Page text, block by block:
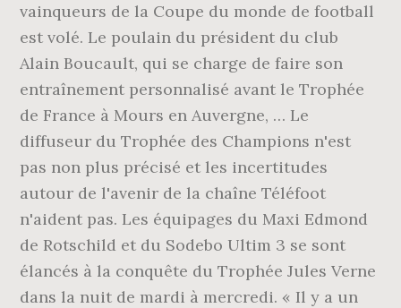
vainqueurs de la Coupe du monde de football
est volé. Le poulain du président du club
Alain Boucault, qui se charge de faire son
entraînement personnalisé avant le Trophée
de France à Mours en Auvergne, … Le
diffuseur du Trophée des Champions n'est
pas non plus précisé et les incertitudes
autour de l'avenir de la chaîne Téléfoot
n'aident pas. Les équipages du Maxi Edmond
de Rotschild et du Sodebo Ultim 3 se sont
élancés à la conquête du Trophée Jules Verne
dans la nuit de mardi à mercredi. « Il y a un